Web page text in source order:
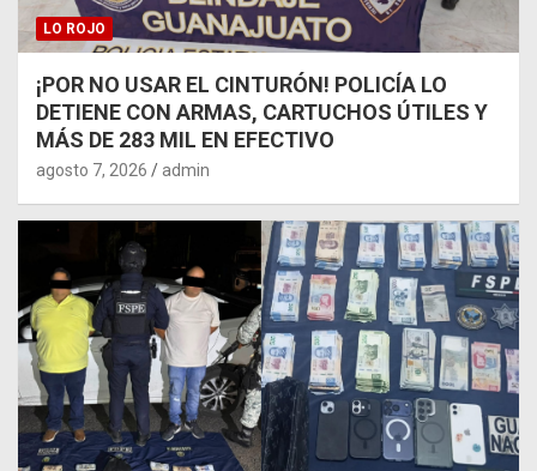
LO ROJO
¡POR NO USAR EL CINTURÓN! POLICÍA LO
DETIENE CON ARMAS, CARTUCHOS ÚTILES Y
MÁS DE 283 MIL EN EFECTIVO
agosto 7, 2026 admin